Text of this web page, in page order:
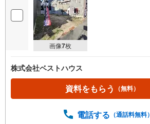
画像7枚
株式会社ベストハウス
資料をもらう （無料）
電話する （通話料無料）